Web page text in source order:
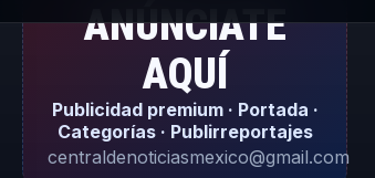
ANÚNCIATE
AQUÍ
Publicidad premium · Portada ·
Categorías · Publirreportajes
centraldenoticiasmexico@gmail.com